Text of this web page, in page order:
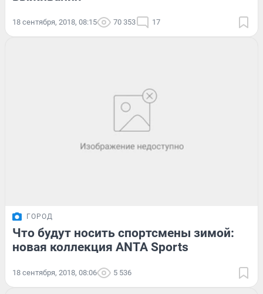
18 сентября, 2018, 08:15 70 353 17
ГОРОД
Что будут носить спортсмены зимой:
новая коллекция ANTA Sports
18 сентября, 2018, 08:06 5 536